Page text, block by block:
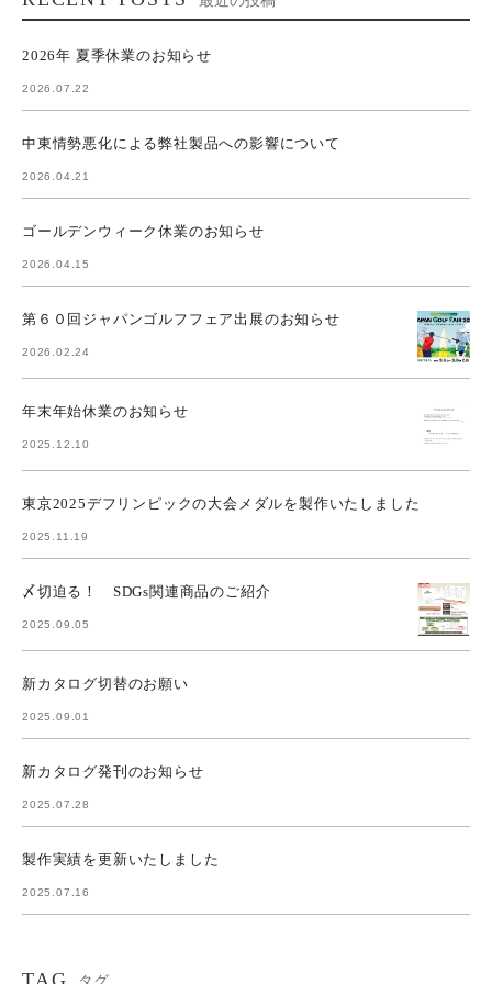
2026年 夏季休業のお知らせ
2026.07.22
中東情勢悪化による弊社製品への影響について
2026.04.21
ゴールデンウィーク休業のお知らせ
2026.04.15
第６０回ジャパンゴルフフェア出展のお知らせ
2026.02.24
年末年始休業のお知らせ
2025.12.10
東京2025デフリンピックの大会メダルを製作いたしました
2025.11.19
〆切迫る！ SDGs関連商品のご紹介
2025.09.05
新カタログ切替のお願い
2025.09.01
新カタログ発刊のお知らせ
2025.07.28
製作実績を更新いたしました
2025.07.16